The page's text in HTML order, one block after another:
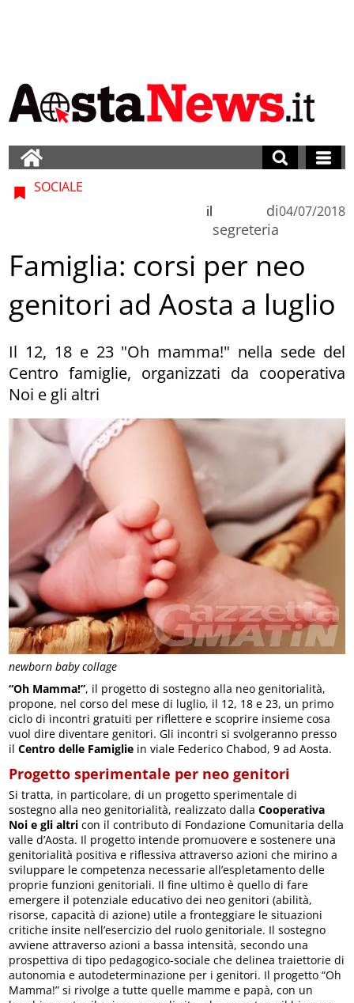
newborn baby collage
SOCIALE
di
segreteria
il 04/07/2018
Famiglia: corsi per neo
genitori ad Aosta a luglio
Il 12, 18 e 23 "Oh mamma!" nella sede del
Centro famiglie, organizzati da cooperativa
Noi e gli altri
“Oh Mamma!”, il progetto di sostegno alla neo genitorialità,
propone, nel corso del mese di luglio, il 12, 18 e 23, un primo
ciclo di incontri gratuiti per riflettere e scoprire insieme cosa
vuol dire diventare genitori. Gli incontri si svolgeranno presso
ilCentro delle Famiglie in viale Federico Chabod, 9 ad Aosta.
Progetto sperimentale per neo genitori
Si tratta, in particolare, di un progetto sperimentale di
sostegno alla neo genitorialità, realizzato dallaCooperativa
Noi e gli altri con il contributo di Fondazione Comunitaria della
valle d’Aosta. Il progetto intende promuovere e sostenere una
genitorialità positiva e riflessiva attraverso azioni che mirino a
sviluppare le competenza necessarie all’espletamento delle
proprie funzioni genitoriali. Il fine ultimo è quello di fare
emergere il potenziale educativo dei neo genitori (abilità,
risorse, capacità di azione) utile a fronteggiare le situazioni
critiche insite nell’esercizio del ruolo genitoriale. Il sostegno
avviene attraverso azioni a bassa intensità, secondo una
prospettiva di tipo pedagogico-sociale che delinea traiettorie di
autonomia e autodeterminazione per i genitori. Il progetto “Oh
Mamma!” si rivolge a tutte quelle mamme e papà, con un